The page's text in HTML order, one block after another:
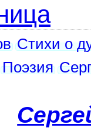
Стихи о
Поэзия